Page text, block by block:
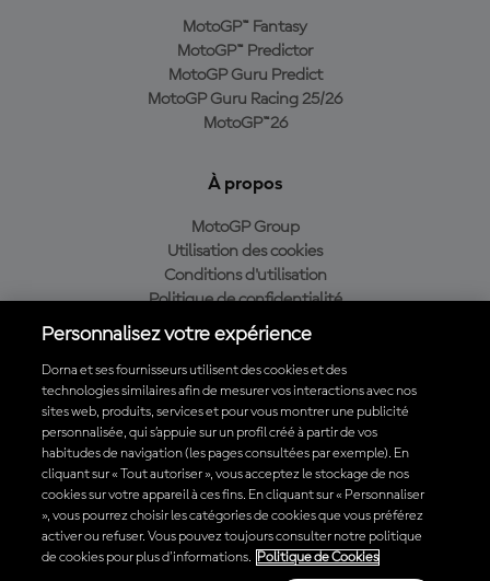
MotoGP™ Fantasy
MotoGP™ Predictor
MotoGP Guru Predict
MotoGP Guru Racing 25/26
MotoGP™26
À propos
MotoGP Group
Utilisation des cookies
Conditions d'utilisation
Politique de confidentialité
Politique d’achat
Télécharger l'appli officielle du MotoGP™
© 2026 MotoGP Sports Entertainment Group. Tous droits réservés.
Toutes les marques déposées sont la propriété de leurs détenteurs
respectifs.
Personnalisez votre expérience
Dorna et ses fournisseurs utilisent des cookies et des
technologies similaires afin de mesurer vos interactions avec nos
sites web, produits, services et pour vous montrer une publicité
personnalisée, qui s’appuie sur un profil créé à partir de vos
habitudes de navigation (les pages consultées par exemple). En
cliquant sur « Tout autoriser », vous acceptez le stockage de nos
cookies sur votre appareil à ces fins. En cliquant sur « Personnaliser
», vous pourrez choisir les catégories de cookies que vous préférez
activer ou refuser. Vous pouvez toujours consulter notre politique
de cookies pour plus d'informations.
Politique de Cookies